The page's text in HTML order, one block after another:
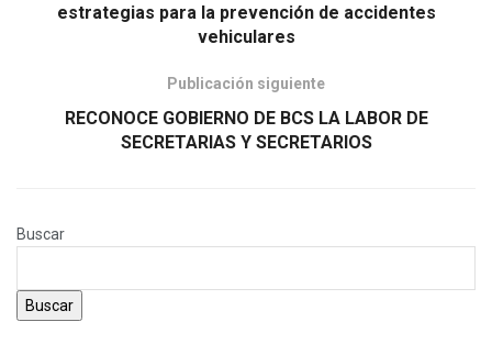
estrategias para la prevención de accidentes
vehiculares
Publicación siguiente
RECONOCE GOBIERNO DE BCS LA LABOR DE
SECRETARIAS Y SECRETARIOS
Buscar
Buscar